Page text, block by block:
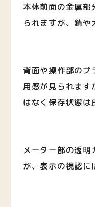
本体前面の金属部
られますが、錆や
背面や操作部の
用感が見られます
はなく保存状態は
メーター部の透
が、表示の視認に